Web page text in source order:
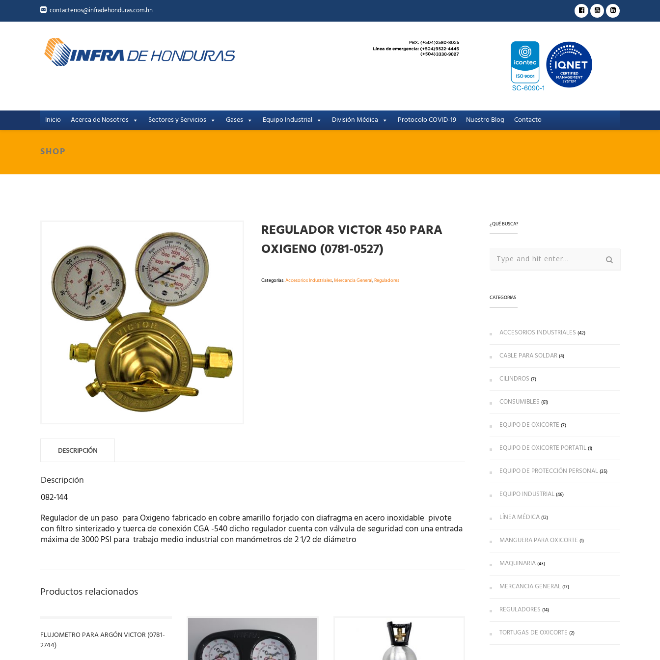
contactenos@infradehonduras.com.hn
Inicio Acerca de Nosotros Sectores y Servicios Gases Equipo Industrial División Médica Protocolo COVID-19 Nuestro Blog Contacto
SHOP
REGULADOR VICTOR 450 PARA
OXIGENO (0781-0527)
Categorías:Accesorios Industriales,Mercancia General,Reguladores
DESCRIPCIÓN
Descripción
082-144
Regulador de un paso para Oxigeno fabricado en cobre amarillo forjado con diafragma en acero inoxidable pivote
con filtro sinterizado y tuerca de conexión CGA -540 dicho regulador cuenta con válvula de seguridad con una entrada
máxima de 3000 PSI para trabajo medio industrial con manómetros de 2 1/2 de diámetro
Productos relacionados
FLUJOMETRO PARA ARGÓN VICTOR (0781-
2744)
¿QUÉ BUSCA?
CATEGORIAS
ACCESORIOS INDUSTRIALES (42)
CABLE PARA SOLDAR(4)
CILINDROS (7)
CONSUMIBLES (61)
EQUIPO DE OXICORTE (7)
EQUIPO DE OXICORTE PORTATIL(1)
EQUIPO DE PROTECCIÓN PERSONAL(35)
EQUIPO INDUSTRIAL(46)
LÍNEA MÉDICA(12)
MANGUERA PARA OXICORTE (1)
MAQUINARIA(43)
MERCANCIA GENERAL(17)
REGULADORES (14)
TORTUGAS DE OXICORTE (2)